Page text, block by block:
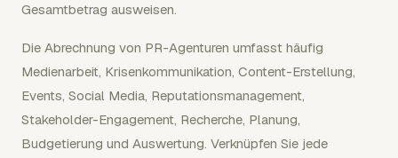
Gesamtbetrag ausweisen.
Die Abrechnung von PR-Agenturen umfasst häufig
Medienarbeit, Krisenkommunikation, Content-Erstellung,
Events, Social Media, Reputationsmanagement,
Stakeholder-Engagement, Recherche, Planung,
Budgetierung und Auswertung. Verknüpfen Sie jede